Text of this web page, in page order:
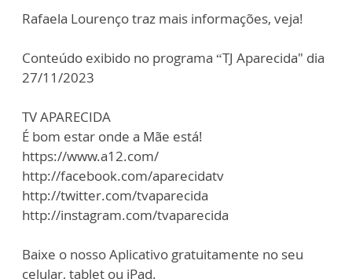
Rafaela Lourenço traz mais informações, veja!
Conteúdo exibido no programa “TJ Aparecida" dia
27/11/2023
TV APARECIDA
É bom estar onde a Mãe está!
https://www.a12.com/
http://facebook.com/aparecidatv
http://twitter.com/tvaparecida
http://instagram.com/tvaparecida
Baixe o nosso Aplicativo gratuitamente no seu
celular, tablet ou iPad.